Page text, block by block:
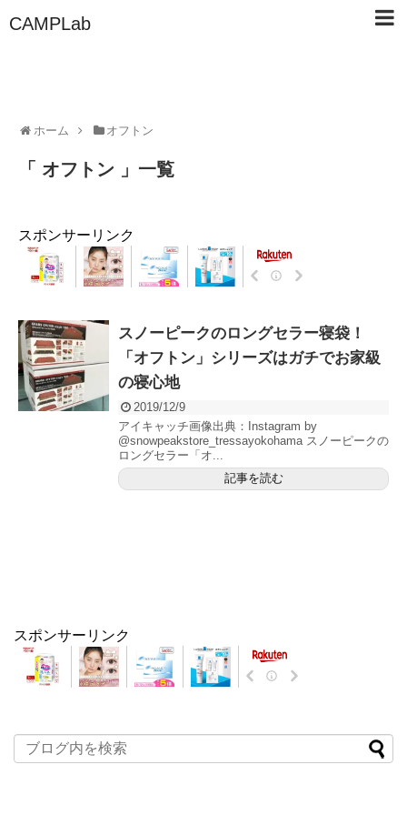
CAMPLab
ホーム オフトン
「 オフトン 」一覧
スポンサーリンク
スノーピークのロングセラー寝袋！
「オフトン」シリーズはガチでお家級
の寝心地
2019/12/9
アイキャッチ画像出典：Instagram by
@snowpeakstore_tressayokohama スノーピークの
ロングセラー「オ...
記事を読む
スポンサーリンク